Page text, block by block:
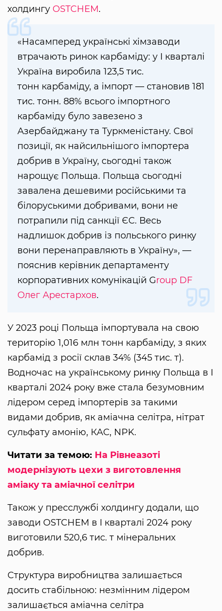
холдингу OSTCHEM.
«Насамперед українські хімзаводи
втрачають ринок карбаміду: у I кварталі
Україна виробила 123,5 тис.
тонн карбаміду, а імпорт — становив 181
тис. тонн. 88% всього імпортного
карбаміду було завезено з
Азербайджану та Туркменістану. Свої
позиції, як найсильнішого імпортера
добрив в Україну, сьогодні також
нарощує Польща. Польща сьогодні
завалена дешевими російськими та
білоруськими добривами, вони не
потрапили під санкції ЄС. Весь
надлишок добрив із польського ринку
вони перенаправляють в Україну», —
пояснив керівник департаменту
корпоративних комунікацій Group DF
Олег Арестархов.
У 2023 році Польща імпортувала на свою
територію 1,016 млн тонн карбаміду, з яких
карбамід з росії склав 34% (345 тис. т).
Водночас на українському ринку Польща в I
кварталі 2024 року вже стала безумовним
лідером серед імпортерів за такими
видами добрив, як аміачна селітра, нітрат
сульфату амонію, КАС, NPK.
Читати за темою: На Рівнеазоті
модернізують цехи з виготовлення
аміаку та аміачної селітри
Також у пресслужбі холдингу додали, що
заводи OSTCHEM в I кварталі 2024 року
виготовили 520,6 тис. т мінеральних
добрив.
Структура виробництва залишається
досить стабільною: незмінним лідером
залишається аміачна селітра